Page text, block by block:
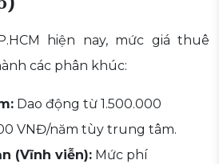
hiện nay, mức giá thuê
các phân khúc:
Dao động từ 1.500.000
VNĐ/năm tùy trung tâm.
(Vĩnh viễn): Mức phí